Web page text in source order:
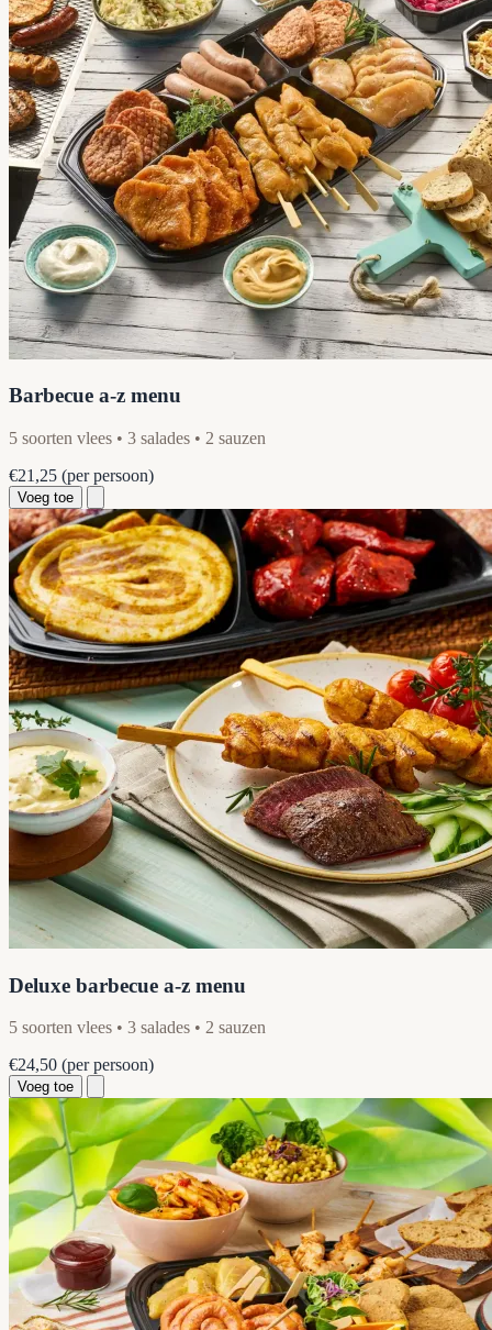
Barbecue a-z menu
5 soorten vlees • 3 salades • 2 sauzen
€21,25 (per persoon)
Voeg toe
Deluxe barbecue a-z menu
5 soorten vlees • 3 salades • 2 sauzen
€24,50 (per persoon)
Voeg toe